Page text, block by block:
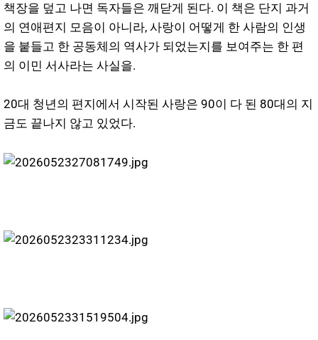
책장을 덮고 나면 독자들은 깨닫게 된다. 이 책은 단지 과거
의 연애편지 모음이 아니라, 사랑이 어떻게 한 사람의 인생
을 붙들고 한 공동체의 역사가 되었는지를 보여주는 한 편
의 이민 서사라는 사실을.
20대 청년의 편지에서 시작된 사랑은 90이 다 된 80대의 지
금도 끝나지 않고 있었다.